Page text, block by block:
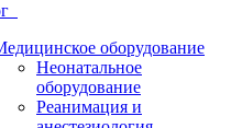
оборудование
Неонатальное
оборудование
Реанимация и